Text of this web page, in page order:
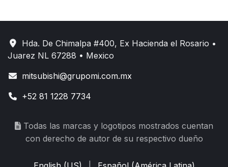
Hda. De Chimalpa #400, Ex Hacienda el Rosario •
Juarez NL 67288 • Mexico
mitsubishi@grupomi.com.mx
+52 81 1228 7734
Todas las marcas y logotipos mostrados cuentan
con derecho de autor de su respectivo dueño